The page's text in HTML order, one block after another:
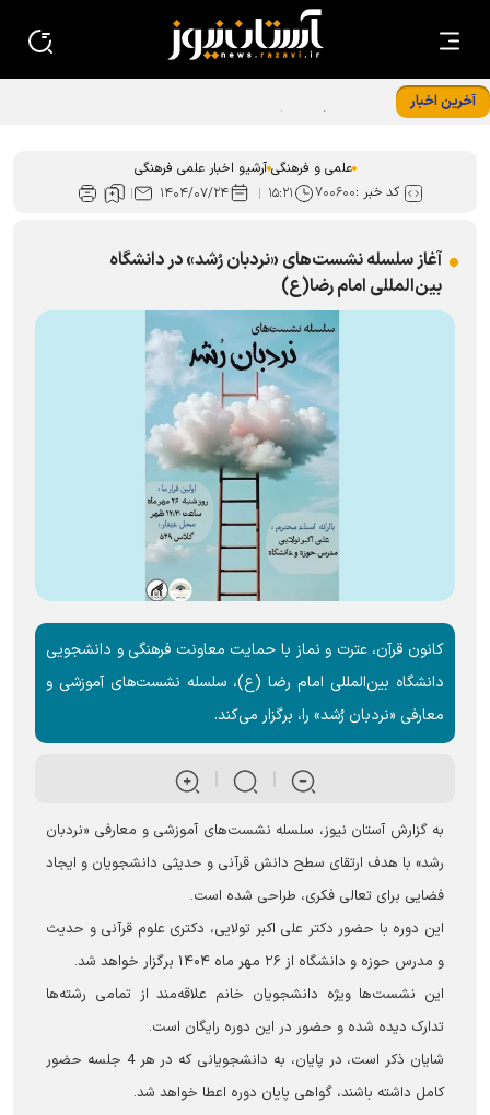
آخرین اخبار
علمی و فرهنگی آرشیو اخبار علمی فرهنگی
کد خبر :۷۰۰۶۰۰ ۱۵:۲۱ ۱۴۰۴/۰۷/۲۴
آغاز سلسله نشست‌های «نردبان رُشد» در دانشگاه
بین‌المللی امام رضا(ع)
کانون قرآن، عترت و نماز با حمایت معاونت فرهنگی و دانشجویی
دانشگاه بین‌المللی امام رضا (ع)، سلسله نشست‌های آموزشی و
معارفی «نردبان رُشد» را، برگزار می‌کند.
به گزارش آستان نیوز، سلسله نشست‌های آموزشی و معارفی «نردبان
رشد» با هدف ارتقای سطح دانش قرآنی و حدیثی دانشجویان و ایجاد
فضایی برای تعالی فکری، طراحی شده است.
این دوره‌ با حضور دکتر علی اکبر تولایی، دکتری علوم قرآنی و حدیث
و مدرس حوزه و دانشگاه از ۲۶ مهر ماه ۱۴۰۴ برگزار خواهد شد.
این نشست‌ها ویژه دانشجویان خانم علاقه‌مند از تمامی رشته‌ها
تدارک دیده شده و حضور در این دوره رایگان است.
شایان ذکر است، در پایان، به دانشجویانی که در هر 4 جلسه حضور
کامل داشته باشند، گواهی پایان دوره اعطا خواهد شد.